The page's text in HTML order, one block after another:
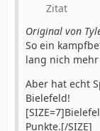
Zitat
Original von
So ein
lang nich
Aber hat echt
Bielefeld!
Punkte.[/SIZE]